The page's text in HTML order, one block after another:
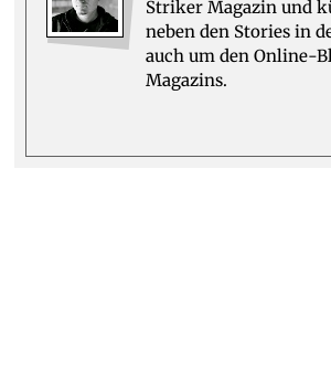
Striker Magazin und
neben den Stories in
auch um den Online-
Magazins.